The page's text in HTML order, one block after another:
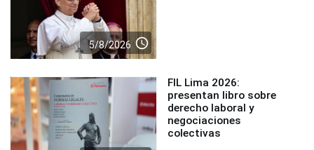
5/8/2026 access_time
FIL Lima 2026:
presentan libro sobre
derecho laboral y
negociaciones
colectivas